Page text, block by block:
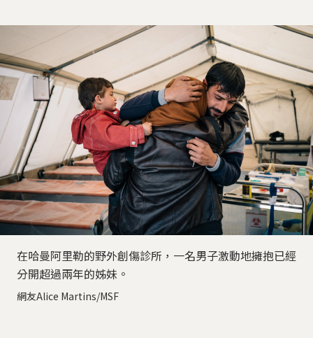
在哈曼阿里勒的野外創傷診所，一名男子激動地擁抱已經
分開超過兩年的姊妹。
網友Alice Martins/MSF